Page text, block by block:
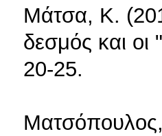
Μάτσα, Κ.
δεσμός και οι
20-25.